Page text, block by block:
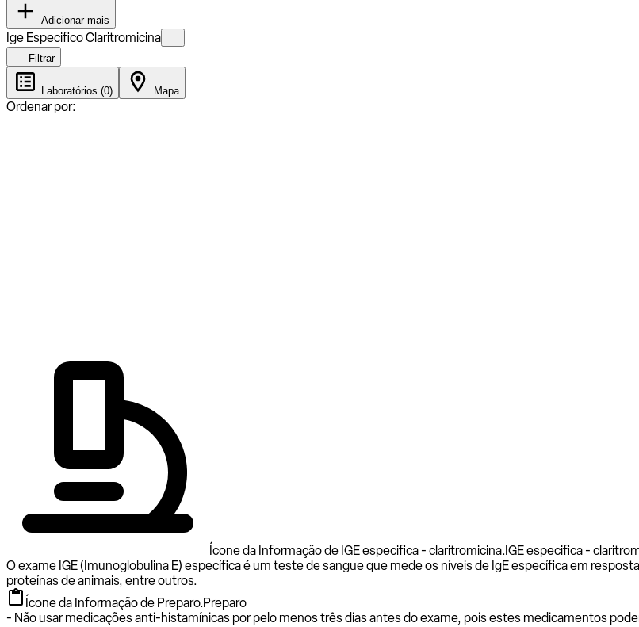
Adicionar mais
Ige Especifico Claritromicina
Filtrar
Laboratórios (0) Mapa
Ordenar por:
Ícone da Informação de IGE especifica - claritromicina.IGE especifica -
O exame IGE (Imunoglobulina E) específica é um teste de sangue que mede os níveis de IgE específica em
proteínas de animais, entre outros.
Ícone da Informação de Preparo.Preparo
- Não usar medicações anti-histamínicas por pelo menos três dias antes do exame, pois estes medicamentos